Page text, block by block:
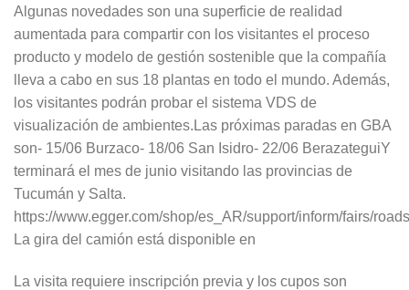
Algunas novedades son una superficie de realidad
aumentada para compartir con los visitantes el proceso
producto y modelo de gestión sostenible que la compañía
lleva a cabo en sus 18 plantas en todo el mundo. Además,
los visitantes podrán probar el sistema VDS de
visualización de ambientes.Las próximas paradas en GBA
son- 15/06 Burzaco- 18/06 San Isidro- 22/06 BerazateguiY
terminará el mes de junio visitando las provincias de
Tucumán y Salta.
https://www.egger.com/shop/es_AR/support/inform/fairs/
La gira del camión está disponible en
La visita requiere inscripción previa y los cupos son